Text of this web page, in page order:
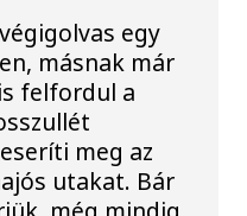
egy
másnak már
felfordul a
meg az
utakat. Bár